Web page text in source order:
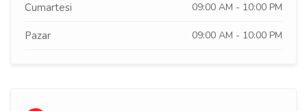
Cumartesi 09:00 AM - 10:00 PM
Pazar 09:00 AM - 10:00 PM